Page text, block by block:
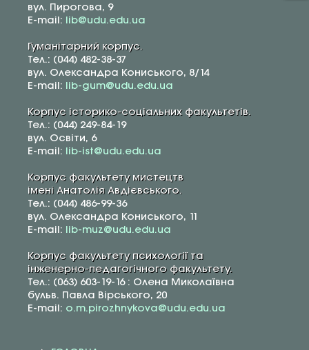
вул. Пирогова, 9
E-mail:
lib@udu.edu.ua
Гуманітарний корпус.
Тел.: (044) 482-38-37
вул. Олександра Кониського, 8/14
E-mail:
lib-gum@udu.edu.ua
Корпус історико-соціальних факультетів.
Тел.: (044) 249-84-19
вул. Освіти, 6
E-mail:
lib-ist@udu.edu.ua
Корпус факультету мистецтв
імені Анатолія Авдієвського.
Тел.: (044) 486-99-36
вул. Олександра Кониського, 11
E-mail:
lib-muz@udu.edu.ua
Корпус факультету психології та
інженерно-педагогічного факультету.
Тел.: (063) 603-19-16 : Олена Миколаївна
бульв. Павла Вірського, 20
E-mail: o.m.pirozhnykova@udu.edu.ua